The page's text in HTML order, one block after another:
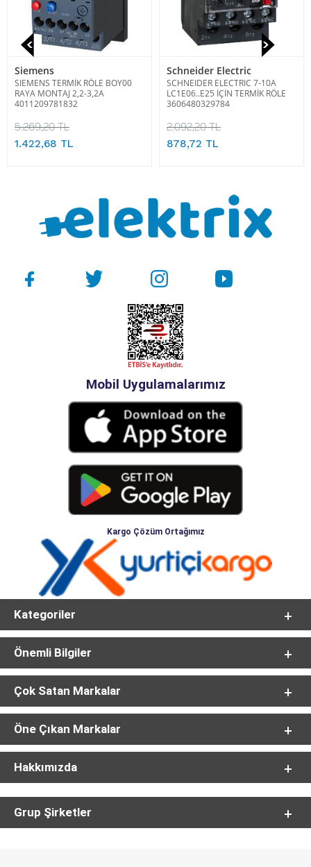
Siemens
SIEMENS TERMİK RÖLE BOY00
RAYA MONTAJ 2,2-3,2A
4011209781832
5.269,20 TL
1.422,68 TL
Schneider Electric
SCHNEIDER ELECTRIC 7-10A
LC1E06..E25 İÇİN TERMİK RÖLE
3606480329784
2.092,20 TL
878,72 TL
Mobil Uygulamalarımız
Kargo Çözüm Ortağımız
Kategoriler
Önemli Bilgiler
Çok Satan Markalar
Öne Çıkan Markalar
Hakkımızda
Grup Şirketler